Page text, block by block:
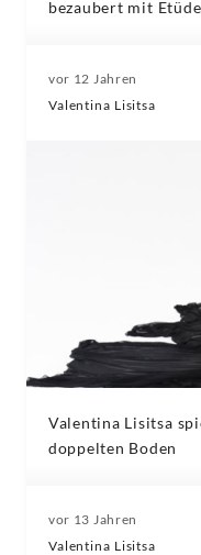
bezaubert mit
vor 12 Jahren
Valentina Lisitsa
Valentina Lisitsa
doppelten Boden
vor 13 Jahren
Valentina Lisitsa